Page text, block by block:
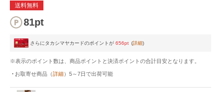
送料無料
81pt
さらにタカシマヤカードのポイントが 656pt (詳細)
※表示のポイント数は、商品ポイントと決済ポイントの合計目安となります。
お取寄せ商品 （詳細） 5～7日で出荷可能